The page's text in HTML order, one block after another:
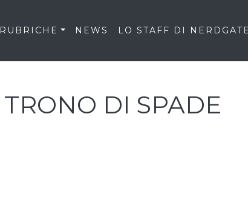
RUBRICHE NEWS LO STAFF DI
TRONO DI SPADE